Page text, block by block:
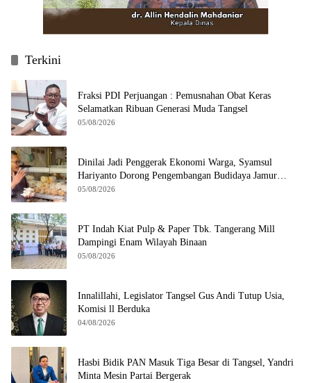
Terkini
Fraksi PDI Perjuangan : Pemusnahan Obat Keras
Selamatkan Ribuan Generasi Muda Tangsel
05/08/2026
Dinilai Jadi Penggerak Ekonomi Warga, Syamsul
Hariyanto Dorong Pengembangan Budidaya Jamur
Crispy di Serpong
05/08/2026
PT Indah Kiat Pulp & Paper Tbk. Tangerang Mill
Dampingi Enam Wilayah Binaan
05/08/2026
Innalillahi, Legislator Tangsel Gus Andi Tutup Usia,
Komisi ll Berduka
04/08/2026
Hasbi Bidik PAN Masuk Tiga Besar di Tangsel, Yandri
Minta Mesin Partai Bergerak